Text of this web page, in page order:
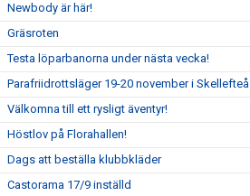
Newbody är här!
Gräsroten
Testa löparbanorna under nästa vecka!
Parafriidrottsläger 19-20 november i Skellefteå
Välkomna till ett rysligt äventyr!
Höstlov på Florahallen!
Dags att beställa klubbkläder
Castorama 17/9 inställd